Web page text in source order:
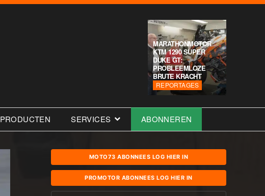
MARATHONMOTOR
KTM 1290 SUPER
DUKE GT:
PROBLEEMLOZE
BRUTE KRACHT
REPORTAGES
PRODUCTEN SERVICES ABONNEREN
MOTO73 ABONNEES LOG HIER IN
PROMOTOR ABONNEES LOG HIER IN